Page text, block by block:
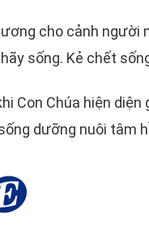
cho cảnh
sống. Kẻ chết
Con Chúa hiện
dưỡng nuôi tâm